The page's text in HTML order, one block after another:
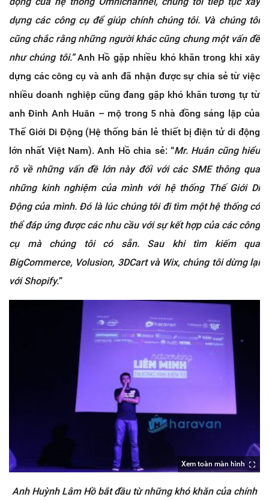
dựng các công cụ để giúp chính chúng tôi. Và chúng tôi
cũng chắc rằng những người khác cũng chung một vấn đề
như chúng tôi.”Anh Hồ gặp nhiều khó khăn trong khi xây
dựng các công cụ và anh đã nhận được sự chia sẻ từ việc
nhiều doanh nghiệp cũng đang gặp khó khăn tương tự từ
anh Đinh Anh Huân – mộ trong 5 nhà đồng sáng lập của
Thế Giới Di Động (Hệ thống bán lẻ thiết bị điện tử di động
lớn nhất Việt Nam). Anh Hồ chia sẻ: “Mr. Huân cũng hiểu
rõ về những vấn đề lớn này đối với các SME thông qua
những kinh nghiệm của mình với hệ thống Thế Giới Di
Động của mình. Đó là lúc chúng tôi đi tìm một hệ thống có
thể đáp ứng được các nhu cầu với sự kết hợp của các công
cụ mà chúng tôi có sẵn. Sau khi tìm kiếm qua
BigCommerce, Volusion, 3DCart và Wix, chúng tôi dừng lại
với Shopify.”
Xem toàn màn hình
Anh Huỳnh Lâm Hồ bắt đầu từ những khó khăn của chính